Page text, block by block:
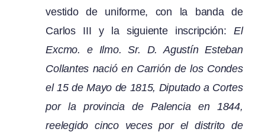
vestido de uniforme, con la banda de
Carlos III y la siguiente inscripción:El
Excmo. e Ilmo. Sr. D. Agustín Esteban
Collantes nació en Carrión de los Condes
el 15 de Mayo de 1815, Diputado a Cortes
por la provincia de Palencia en 1844,
reelegido cinco veces por el distrito de